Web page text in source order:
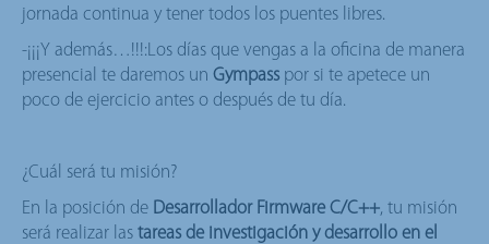
jornada continua y tener todos los puentes libres.
-¡¡¡Y además…!!!:Los días que vengas a la oficina de manera
presencial te daremos un Gympass por si te apetece un
poco de ejercicio antes o después de tu día.
¿Cuál será tu misión?
En la posición de Desarrollador Firmware C/C++, tu misión
será realizar las tareas de investigación y desarrollo en el